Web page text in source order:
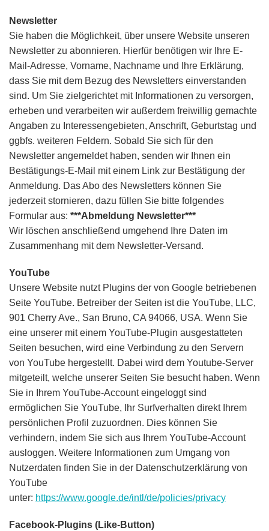
Newsletter
Sie haben die Möglichkeit, über unsere Website unseren
Newsletter zu abonnieren. Hierfür benötigen wir Ihre E-
Mail-Adresse, Vorname, Nachname und Ihre Erklärung,
dass Sie mit dem Bezug des Newsletters einverstanden
sind. Um Sie zielgerichtet mit Informationen zu versorgen,
erheben und verarbeiten wir außerdem freiwillig gemachte
Angaben zu Interessengebieten, Anschrift, Geburtstag und
ggbfs. weiteren Feldern. Sobald Sie sich für den
Newsletter angemeldet haben, senden wir Ihnen ein
Bestätigungs-E-Mail mit einem Link zur Bestätigung der
Anmeldung. Das Abo des Newsletters können Sie
jederzeit stornieren, dazu füllen Sie bitte folgendes
Formular aus: ***Abmeldung Newsletter***
Wir löschen anschließend umgehend Ihre Daten im
Zusammenhang mit dem Newsletter-Versand.
YouTube
Unsere Website nutzt Plugins der von Google betriebenen
Seite YouTube. Betreiber der Seiten ist die YouTube, LLC,
901 Cherry Ave., San Bruno, CA 94066, USA. Wenn Sie
eine unserer mit einem YouTube-Plugin ausgestatteten
Seiten besuchen, wird eine Verbindung zu den Servern
von YouTube hergestellt. Dabei wird dem Youtube-Server
mitgeteilt, welche unserer Seiten Sie besucht haben. Wenn
Sie in Ihrem YouTube-Account eingeloggt sind
ermöglichen Sie YouTube, Ihr Surfverhalten direkt Ihrem
persönlichen Profil zuzuordnen. Dies können Sie
verhindern, indem Sie sich aus Ihrem YouTube-Account
ausloggen. Weitere Informationen zum Umgang von
Nutzerdaten finden Sie in der Datenschutzerklärung von
YouTube
unter: https://www.google.de/intl/de/policies/privacy
Facebook-Plugins (Like-Button)